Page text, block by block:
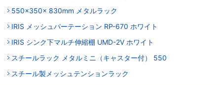
550x350x 830mm メタルラック
IRIS メッシュパーテーション RP-670 ホワイト
IRIS シンク下マルチ伸縮棚 UMD-2V ホワイト
スチールラック メタルミニ（キャスター付） 550
スチール製メッシュテンションラック